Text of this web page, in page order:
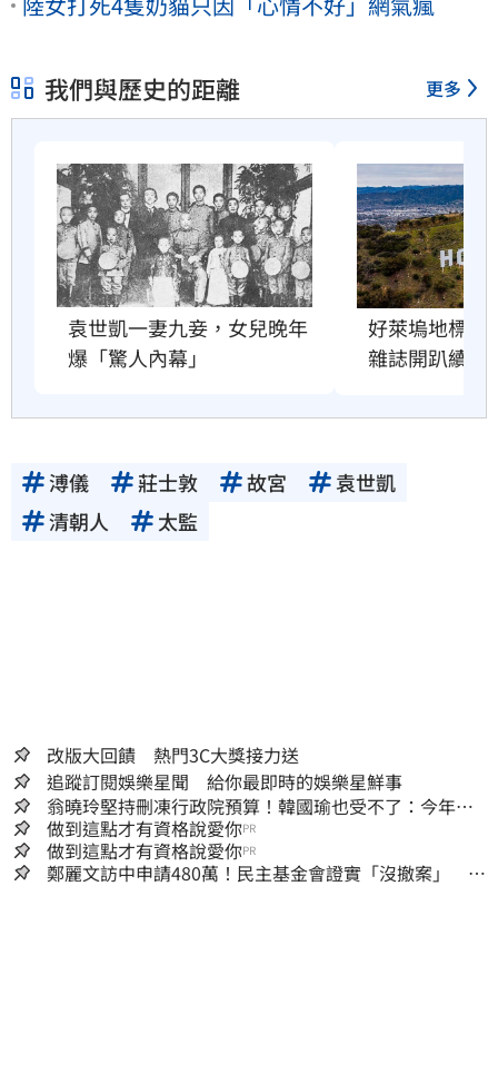
我們與歷史的距離 更多
袁世凱一妻九妾，女兒晚年
爆「驚人內幕」
好萊塢地標恐
雜誌開趴續命
溥儀 莊士敦 故宮
袁世凱
清朝人
太監
改版大回饋 熱門3C大獎接力送
追蹤訂閱娛樂星聞 給你最即時的娛樂星鮮事
翁曉玲堅持刪凍行政院預算！韓國瑜也受不了：今年剩4
個月你思考一下
做到這點才有資格說愛你PR
做到這點才有資格說愛你PR
鄭麗文訪中申請480萬！民主基金會證實「沒撤案」 預